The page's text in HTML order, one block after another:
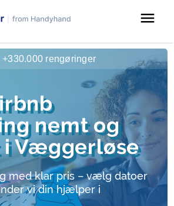
menu
nemt og
Væggerløse
med klar pris – vælg datoer
vi din hjælper i
+330.000 rengøringer